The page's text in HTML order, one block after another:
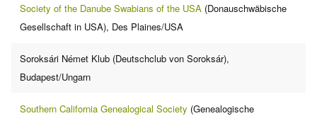
Society of the Danube Swabians of the USA (Donauschwäbische
Gesellschaft in USA), Des Plaines/USA
Soroksári Német Klub (Deutschclub von Soroksár),
Budapest/Ungarn
Southern California Genealogical Society (Genealogische